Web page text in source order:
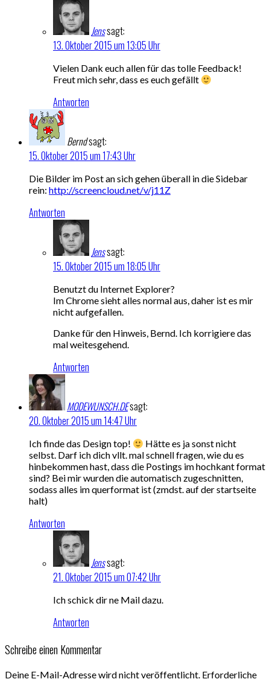
Jenssagt:
13. Oktober 2015 um 13:05 Uhr
Vielen Dank euch allen für das tolle Feedback!
Freut mich sehr, dass es euch gefällt
Antworten
Berndsagt:
15. Oktober 2015 um 17:43 Uhr
Die Bilder im Post an sich gehen überall in die Sidebar
rein: http://screencloud.net/v/j11Z
Antworten
Jenssagt:
15. Oktober 2015 um 18:05 Uhr
Benutzt du Internet Explorer?
Im Chrome sieht alles normal aus, daher ist es mir
nicht aufgefallen.
Danke für den Hinweis, Bernd. Ich korrigiere das
mal weitesgehend.
Antworten
MODEWUNSCH.DEsagt:
20. Oktober 2015 um 14:47 Uhr
Ich finde das Design top!
Hätte es ja sonst nicht
selbst. Darf ich dich vllt. mal schnell fragen, wie du es
hinbekommen hast, dass die Postings im hochkant format
sind? Bei mir wurden die automatisch zugeschnitten,
sodass alles im querformat ist (zmdst. auf der startseite
halt)
Antworten
Jenssagt:
21. Oktober 2015 um 07:42 Uhr
Ich schick dir ne Mail dazu.
Antworten
Schreibe einen Kommentar
Deine E-Mail-Adresse wird nicht veröffentlicht. Erforderliche